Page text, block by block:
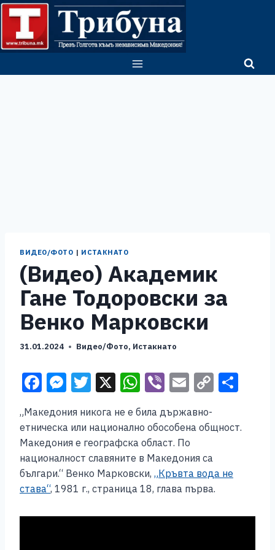
Skip
content
ВИДЕО/ФОТО | ИСТАКНАТО
(Видео) Академик
Гане Тодоровски за
Венко Марковски
31.01.2024 Видео/Фото, Истакнато
F
c
e
b
o
o
k
M
ss
e
n
g
er
T
tt
er
X W
h
at
s
A
p
p
Vi
er
E
ai
l
C
p
y
n
k
ar
„Македония никога не е била държавно-
етническа или национално обособена общност.
Македония е географска област. По
националност славяните в Македония са
българи.“ Венко Марковски, „Кръвта вода не
става“, 1981 г., страница 18, глава първа.